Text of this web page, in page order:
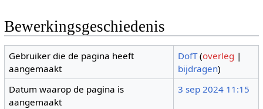
Bewerkingsgeschiedenis
Gebruiker die de pagina heeft
aangemaakt
DofT (overleg |
bijdragen)
Datum waarop de pagina is
aangemaakt
3 sep 2024 11:15